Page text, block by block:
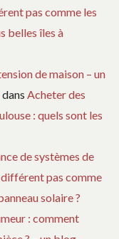
pas comme les
belles îles à
de maison – un
dans Acheter des
: quels sont les
de systèmes de
pas comme
solaire ?
: comment